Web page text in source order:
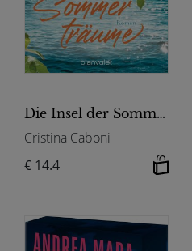
Die Insel der Sommerträume
Cristina Caboni
€ 14.4